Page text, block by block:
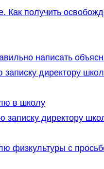
Как получить
написать
записку директору
в школу
записку директору
физкультуры с